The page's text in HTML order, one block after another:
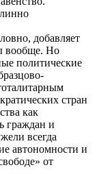
добавляет
вообще. Но
политические
стран
как
граждан и
всегда
автономности и
от